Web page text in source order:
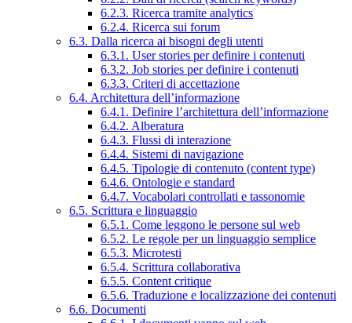
6.2.3. Ricerca tramite analytics
6.2.4. Ricerca sui forum
6.3. Dalla ricerca ai bisogni degli utenti
6.3.1. User stories per definire i contenuti
6.3.2. Job stories per definire i contenuti
6.3.3. Criteri di accettazione
6.4. Architettura dell’informazione
6.4.1. Definire l’architettura dell’informazione
6.4.2. Alberatura
6.4.3. Flussi di interazione
6.4.4. Sistemi di navigazione
6.4.5. Tipologie di contenuto (content type)
6.4.6. Ontologie e standard
6.4.7. Vocabolari controllati e tassonomie
6.5. Scrittura e linguaggio
6.5.1. Come leggono le persone sul web
6.5.2. Le regole per un linguaggio semplice
6.5.3. Microtesti
6.5.4. Scrittura collaborativa
6.5.5. Content critique
6.5.6. Traduzione e localizzazione dei contenuti
6.6. Documenti